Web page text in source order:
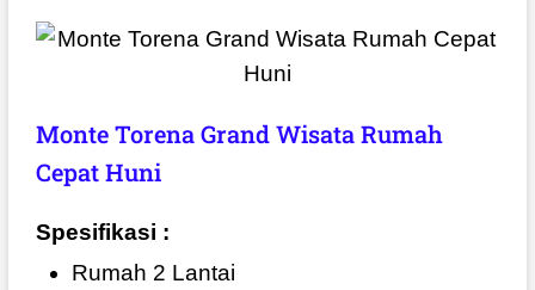
Monte Torena Grand Wisata Rumah
Cepat Huni
Spesifikasi :
Rumah 2 Lantai